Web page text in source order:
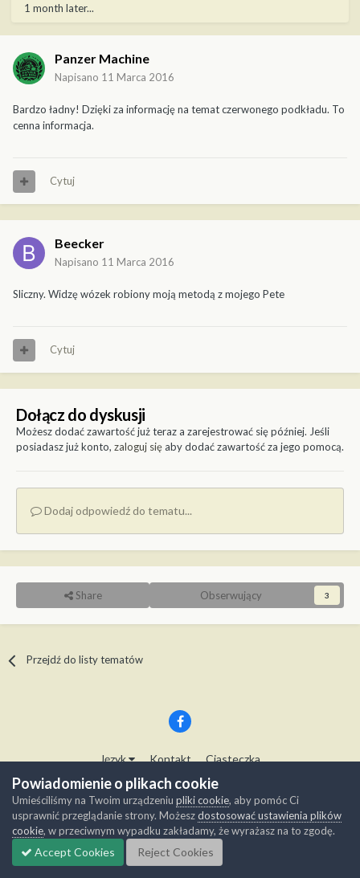
1 month later...
Panzer Machine
Napisano 11 Marca 2016
Bardzo ładny! Dzięki za informację na temat czerwonego podkładu. To
cenna informacja.
Cytuj
Beecker
Napisano 11 Marca 2016
Sliczny. Widzę wózek robiony moją metodą z mojego Pete
Cytuj
Dołącz do dyskusji
Możesz dodać zawartość już teraz a zarejestrować się później. Jeśli
posiadasz już konto, zaloguj sięaby dodać zawartość za jego pomocą.
Dodaj odpowiedź do tematu...
Share Obserwujący 3
Przejdź do listy tematów
Język Kontakt Ciasteczka
Copyright © Modelwork.pl
Powered by Invision Community
Powiadomienie o plikach cookie
Umieściliśmy na Twoim urządzeniu pliki cookie, aby pomóc Ci
usprawnić przeglądanie strony. Możeszdostosować ustawienia plików
cookie, w przeciwnym wypadku zakładamy, że wyrażasz na to zgodę.
Accept Cookies Reject Cookies